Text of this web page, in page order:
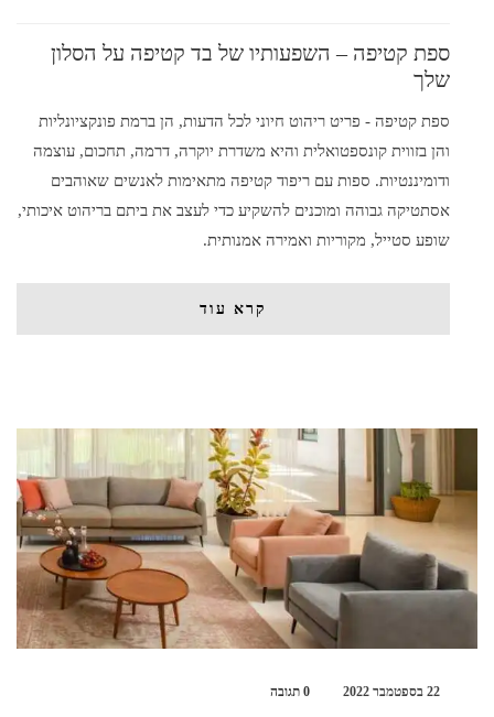
ספת קטיפה – השפעותיו של בד קטיפה על הסלון
שלך
ספת קטיפה - פריט ריהוט חיוני לכל הדעות, הן ברמת פונקציונליות
והן בזווית קונספטואלית והיא משדרת יוקרה, דרמה, תחכום, עוצמה
ודומיננטיות. ספות עם ריפוד קטיפה מתאימות לאנשים שאוהבים
אסתטיקה גבוהה ומוכנים להשקיע כדי לעצב את ביתם בריהוט איכותי,
שופע סטייל, מקוריות ואמירה אמנותית.
קרא עוד
22 בספטמבר 2022 0 תגובה